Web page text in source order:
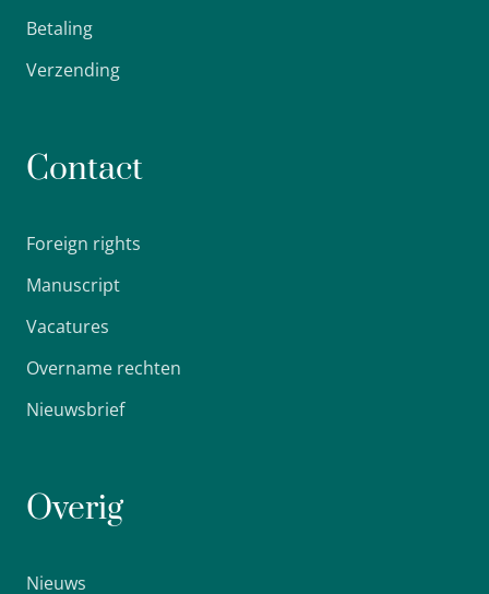
Betaling
Verzending
Contact
Foreign rights
Manuscript
Vacatures
Overname rechten
Nieuwsbrief
Overig
Nieuws